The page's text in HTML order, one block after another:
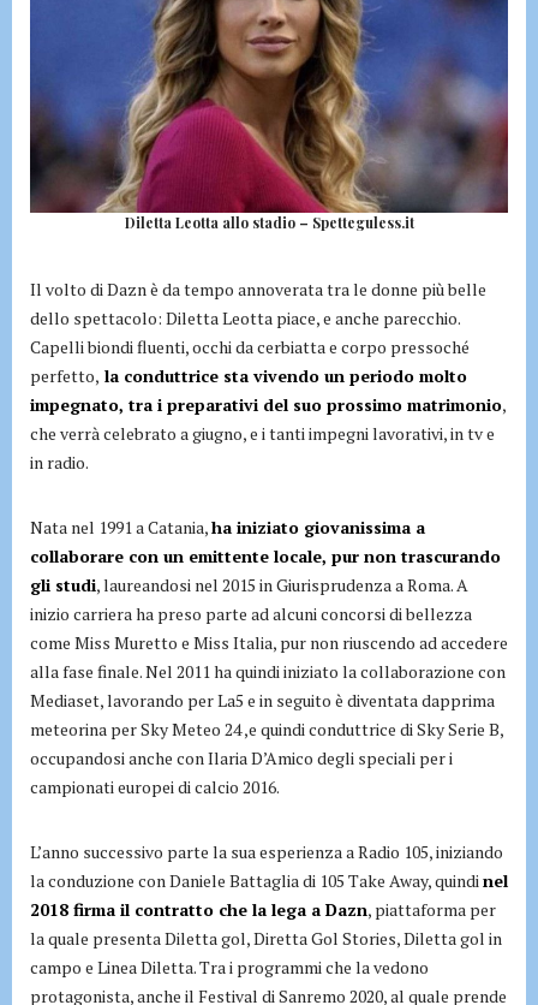
Diletta Leotta allo stadio – Spetteguless.it
Il volto di Dazn è da tempo annoverata tra le donne più belle
dello spettacolo: Diletta Leotta piace, e anche parecchio.
Capelli biondi fluenti, occhi da cerbiatta e corpo pressoché
perfetto, la conduttrice sta vivendo un periodo molto
impegnato, tra i preparativi del suo prossimo matrimonio,
che verrà celebrato a giugno, e i tanti impegni lavorativi, in tv e
in radio.
Nata nel 1991 a Catania,ha iniziato giovanissima a
collaborare con un emittente locale, pur non trascurando
gli studi, laureandosi nel 2015 in Giurisprudenza a Roma. A
inizio carriera ha preso parte ad alcuni concorsi di bellezza
come Miss Muretto e Miss Italia, pur non riuscendo ad accedere
alla fase finale. Nel 2011 ha quindi iniziato la collaborazione con
Mediaset, lavorando per La5 e in seguito è diventata dapprima
meteorina per Sky Meteo 24 ,e quindi conduttrice di Sky Serie B,
occupandosi anche con Ilaria D’Amico degli speciali per i
campionati europei di calcio 2016.
L’anno successivo parte la sua esperienza a Radio 105, iniziando
la conduzione con Daniele Battaglia di 105 Take Away, quindi nel
2018 firma il contratto che la lega a Dazn, piattaforma per
la quale presenta Diletta gol, Diretta Gol Stories, Diletta gol in
campo e Linea Diletta. Tra i programmi che la vedono
protagonista, anche il Festival di Sanremo 2020, al quale prende